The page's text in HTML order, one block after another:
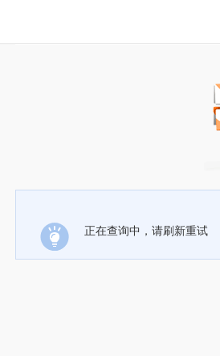
正在查询中，请刷新重试